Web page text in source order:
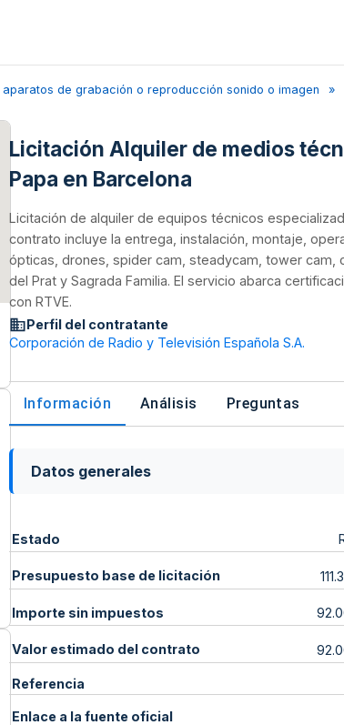
de grabación o reproducción sonido o imagen
Licitación Alquiler de medios
Papa en Barcelona
Licitación de alquiler de equipos técnicos
contrato incluye la entrega, instalación, montaje,
ópticas, drones, spider cam, steadycam, tower cam,
del Prat y Sagrada Familia. El servicio abarca
con RTVE.
Perfil del contratante
Corporación de Radio y Televisión Española S.A.
Información Análisis Preguntas
Datos generales
Estado
Presupuesto base de licitación
Importe sin impuestos
Valor estimado del contrato
Referencia
Enlace a la fuente oficial